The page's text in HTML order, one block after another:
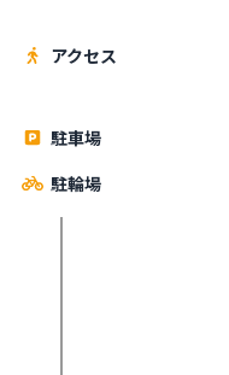
アクセス
駐車場
駐輪場